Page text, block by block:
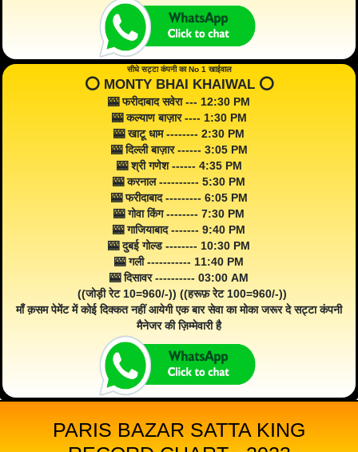
सीधे सट्टा कंपनी का No 1 खाईवाल
⭕️ MONTY BHAI KHAIWAL ⭕️
🎰 फरीदाबाद सवेरा --- 12:30 PM
🎰 कल्याण बाज़ार ---- 1:30 PM
🎰 खाटू धाम -------- 2:30 PM
🎰 दिल्ली बाज़ार ------ 3:05 PM
🎰 श्री गणेश ------ 4:35 PM
🎰 करनाल ---------- 5:30 PM
🎰 फरीदाबाद --------- 6:05 PM
🎰 गोवा किंग -------- 7:30 PM
🎰 गाजियाबाद ------- 9:40 PM
🎰 दुबई गोल्ड -------- 10:30 PM
🎰 गली ----------- 11:40 PM
🎰 दिसावर ---------- 03:00 AM
((जोड़ी रेट 10=960/-)) ((हरूफ़ रेट 100=960/-))
माँ क़सम पेमेंट में कोई दिक्कत नहीं आयेगी एक बार सेवा का मोका जरूर दे सट्टा कंपनी
मैनेजर की ज़िम्मेवारी है
PARIS BAZAR SATTA KING